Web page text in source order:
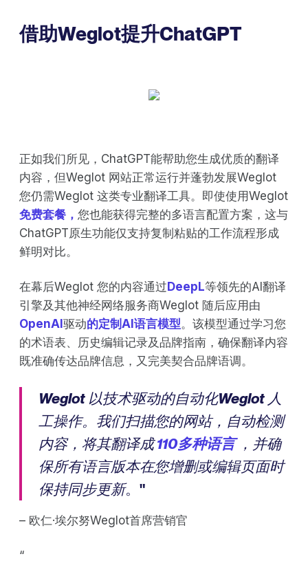
借助Weglot提升ChatGPT
正如我们所见，ChatGPT能帮助您生成优质的翻译
内容，但Weglot 网站正常运行并蓬勃发展Weglot
您仍需Weglot 这类专业翻译工具。即使使用Weglot
免费套餐， 您也能获得完整的多语言配置方案，这与
ChatGPT原生功能仅支持复制粘贴的工作流程形成
鲜明对比。
在幕后Weglot 您的内容通过 DeepL等领先的AI翻译
引擎及其他神经网络服务商Weglot 随后应用由
OpenAI 驱动的定制AI语言模型。该模型通过学习您
的术语表、历史编辑记录及品牌指南，确保翻译内容
既准确传达品牌信息，又完美契合品牌语调。
Weglot 以技术驱动的自动化Weglot 人
工操作。我们扫描您的网站，自动检测
内容，将其翻译成110多种语言，并确
保所有语言版本在您增删或编辑页面时
保持同步更新。"
– 欧仁·埃尔努Weglot首席营销官
‍“